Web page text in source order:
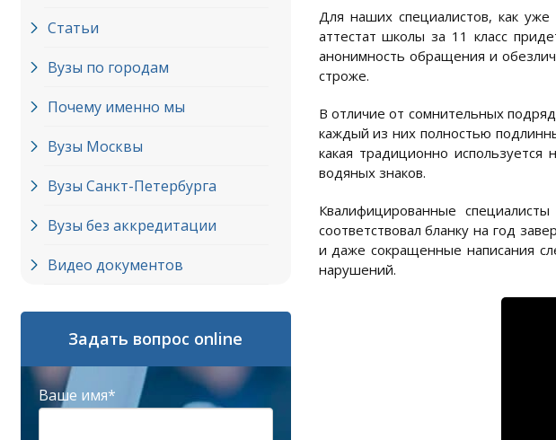
Статьи
Вузы по городам
Почему именно мы
Вузы Москвы
Вузы Cанкт-Петербурга
Вузы без аккредитации
Видео документов
Задать вопрос online
Ваше имя*
Для наших специалистов, как уже
аттестат школы за 11 класс
анонимность обращения и
строже.
В отличие от сомнительных
каждый из них полностью
какая традиционно
водяных знаков.
Квалифицированные
соответствовал бланку на год
и даже сокращенные написания
нарушений.